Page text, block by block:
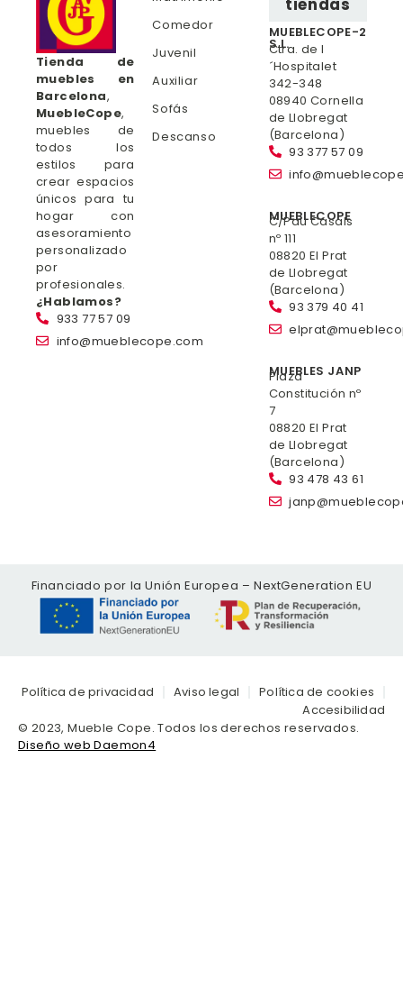
Tienda de
muebles en
Barcelona,
MuebleCope,
muebles de
todos los
estilos para
crear espacios
únicos para tu
hogar con
asesoramiento
personalizado
por
profesionales.
¿Hablamos?
933 77 57 09
info@mueblecope.com
Comedor
Juvenil
Auxiliar
Sofás
Descanso
tiendas
MUEBLECOPE-2
S.L.
Ctra. de l
´Hospitalet
342-348
08940 Cornella
de Llobregat
(Barcelona)
93 377 57 09
MUEBLECOPE
C/Pau Casals
nº 111
08820 El Prat
de Llobregat
(Barcelona)
93 379 40 41
MUEBLES JANP
Plaza
Constitución nº
7
08820 El Prat
de Llobregat
(Barcelona)
93 478 43 61
Financiado por la Unión Europea – NextGeneration EU
© 2023, Mueble Cope. Todos los derechos reservados.
Diseño web Daemon4
Política de privacidad Aviso legal
Política de cookies
Accesibilidad